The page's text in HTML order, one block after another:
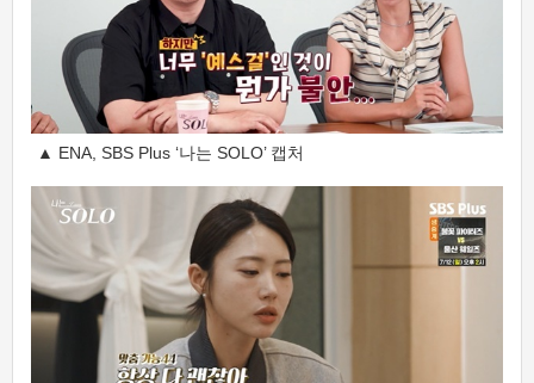
▲ ENA, SBS Plus ‘나는 SOLO’ 캡처